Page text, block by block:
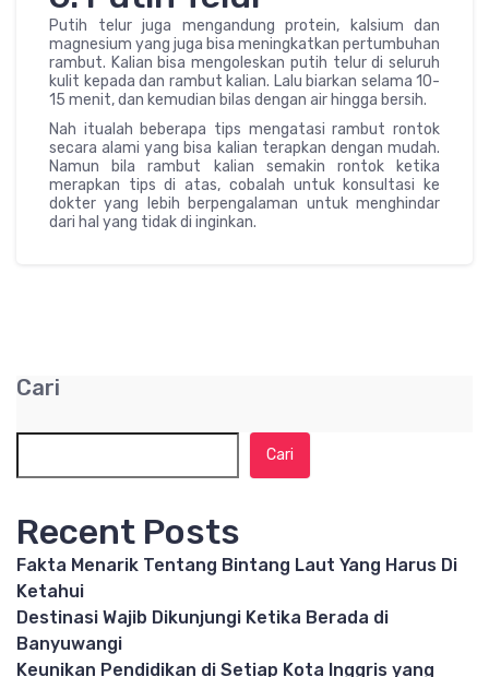
Putih telur juga mengandung protein, kalsium dan
magnesium yang juga bisa meningkatkan pertumbuhan
rambut. Kalian bisa mengoleskan putih telur di seluruh
kulit kepada dan rambut kalian. Lalu biarkan selama 10-
15 menit, dan kemudian bilas dengan air hingga bersih.
Nah itualah beberapa tips mengatasi rambut rontok
secara alami yang bisa kalian terapkan dengan mudah.
Namun bila rambut kalian semakin rontok ketika
merapkan tips di atas, cobalah untuk konsultasi ke
dokter yang lebih berpengalaman untuk menghindar
dari hal yang tidak di inginkan.
Cari
Cari
Recent Posts
Fakta Menarik Tentang Bintang Laut Yang Harus Di
Ketahui
Destinasi Wajib Dikunjungi Ketika Berada di
Banyuwangi
Keunikan Pendidikan di Setiap Kota Inggris yang